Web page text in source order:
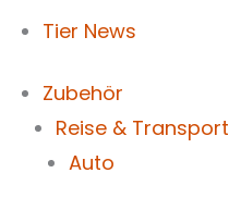
Tier News
Zubehör
Reise & Transport
Auto